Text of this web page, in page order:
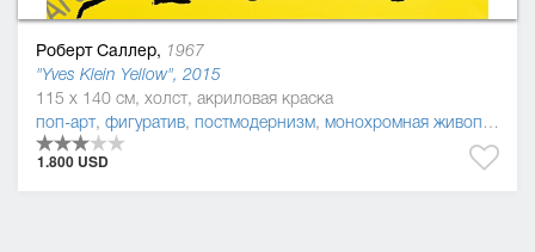
Роберт Саллер, 1967
"Yves Klein Yellow", 2015
115 x 140 см, холст, акриловая краска
поп-арт, фигуратив, постмодернизм, монохромная живопись
1.800 USD